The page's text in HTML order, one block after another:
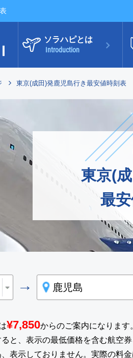
ソラハピとは
Introduction
東京(成田)発鹿児島行き最安値時刻表
東京(
最
→
¥7,850からのご案内になります
と、表示の最低価格を含む航空券
表示しておりません。実際の料